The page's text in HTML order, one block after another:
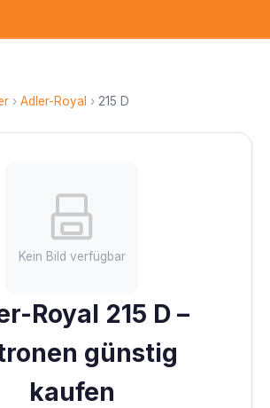
› Adler-Royal › 215 D
Kein Bild verfügbar
Royal 215 D –
günstig
kaufen